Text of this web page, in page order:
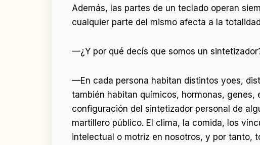
Además, las partes de un teclado operan
cualquier parte del mismo afecta a la
—¿Y por qué decís que somos un
—En cada persona habitan distintos yoes,
también habitan químicos, hormonas,
configuración del sintetizador personal de
martillero público. El clima, la comida, los
intelectual o motriz en nosotros, y por tanto,